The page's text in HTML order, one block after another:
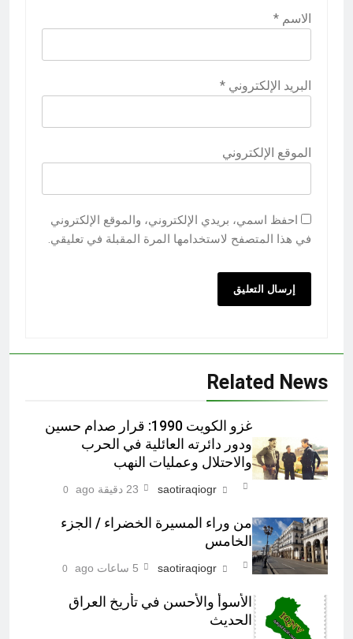
الاسم *
البريد الإلكتروني *
الموقع الإلكتروني
احفظ اسمي، بريدي الإلكتروني، والموقع الإلكتروني
في هذا المتصفح لاستخدامها المرة المقبلة في تعليقي.
Related News
غزو الكويت 1990: قرار صدام حسين
ودور دائرته العائلية في الحرب
والاحتلال وعمليات النهب
saotiraqiogr 23 دقيقة ago 0
من وراء المسيرة الخضراء / الجزء
الخامس
saotiraqiogr 5 ساعات ago 0
الأسوأ والأحسن في تأريخ العراق
الحديث